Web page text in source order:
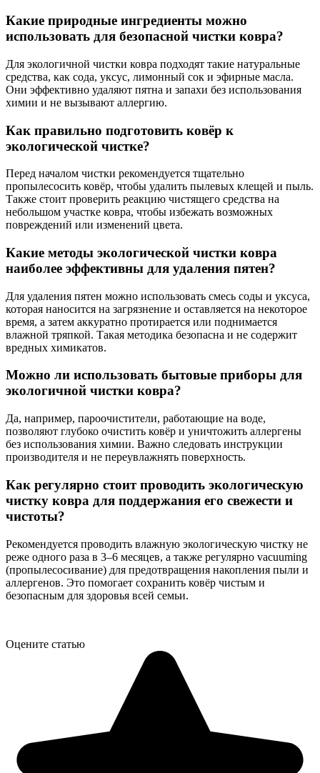
Какие природные ингредиенты можно
использовать для безопасной чистки ковра?
Для экологичной чистки ковра подходят такие натуральные
средства, как сода, уксус, лимонный сок и эфирные масла.
Они эффективно удаляют пятна и запахи без использования
химии и не вызывают аллергию.
Как правильно подготовить ковёр к
экологической чистке?
Перед началом чистки рекомендуется тщательно
пропылесосить ковёр, чтобы удалить пылевых клещей и пыль.
Также стоит проверить реакцию чистящего средства на
небольшом участке ковра, чтобы избежать возможных
повреждений или изменений цвета.
Какие методы экологической чистки ковра
наиболее эффективны для удаления пятен?
Для удаления пятен можно использовать смесь соды и уксуса,
которая наносится на загрязнение и оставляется на некоторое
время, а затем аккуратно протирается или поднимается
влажной тряпкой. Такая методика безопасна и не содержит
вредных химикатов.
Можно ли использовать бытовые приборы для
экологичной чистки ковра?
Да, например, пароочистители, работающие на воде,
позволяют глубоко очистить ковёр и уничтожить аллергены
без использования химии. Важно следовать инструкции
производителя и не переувлажнять поверхность.
Как регулярно стоит проводить экологическую
чистку ковра для поддержания его свежести и
чистоты?
Рекомендуется проводить влажную экологическую чистку не
реже одного раза в 3–6 месяцев, а также регулярно vacuuming
(пропылесосивание) для предотвращения накопления пыли и
аллергенов. Это помогает сохранить ковёр чистым и
безопасным для здоровья всей семьи.
Оцените статью